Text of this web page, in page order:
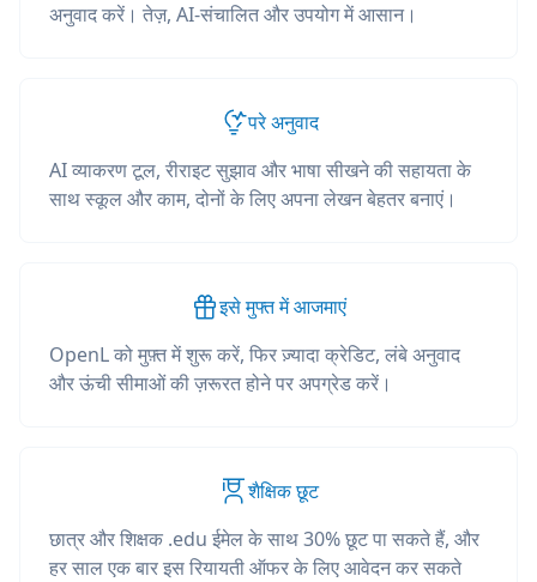
अनुवाद करें। तेज़, AI-संचालित और उपयोग में आसान।
परे अनुवाद
AI व्याकरण टूल, रीराइट सुझाव और भाषा सीखने की सहायता के
साथ स्कूल और काम, दोनों के लिए अपना लेखन बेहतर बनाएं।
इसे मुफ्त में आजमाएं
OpenL को मुफ़्त में शुरू करें, फिर ज़्यादा क्रेडिट, लंबे अनुवाद
और ऊंची सीमाओं की ज़रूरत होने पर अपग्रेड करें।
शैक्षिक छूट
छात्र और शिक्षक .edu ईमेल के साथ 30% छूट पा सकते हैं, और
हर साल एक बार इस रियायती ऑफर के लिए आवेदन कर सकते